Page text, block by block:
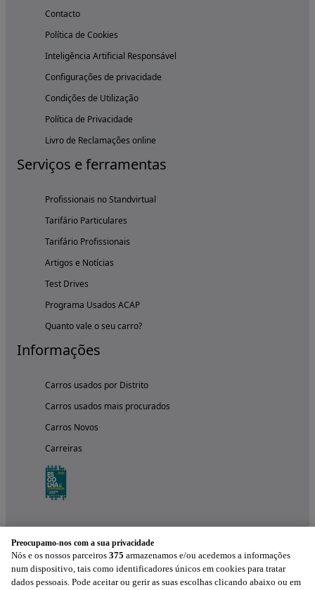
Contacto
Política de Cookies
Inteligência Artificial Responsável
Configurações de privacidade
Condições de Utilização
Política de Privacidade
Livro de Reclamações online
Serviços e ferramentas
Profissionais no Standvirtual
Tarifário Particulares
Tarifário Profissionais
Artigos e Notícias
Test Drives
Programa Usados ACAP
Quanto vale o seu carro?
Informações
Carros usados por Distrito
Carros usados mais procurados
Carros Novos
Carreiras
Preocupamo-nos com a sua privacidade
Nós e os nossos parceiros 375 armazenamos e/ou acedemos a informações
num dispositivo, tais como identificadores únicos em cookies para tratar
dados pessoais. Pode aceitar ou gerir as suas escolhas clicando abaixo ou em